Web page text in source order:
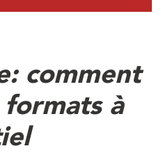
comment
à